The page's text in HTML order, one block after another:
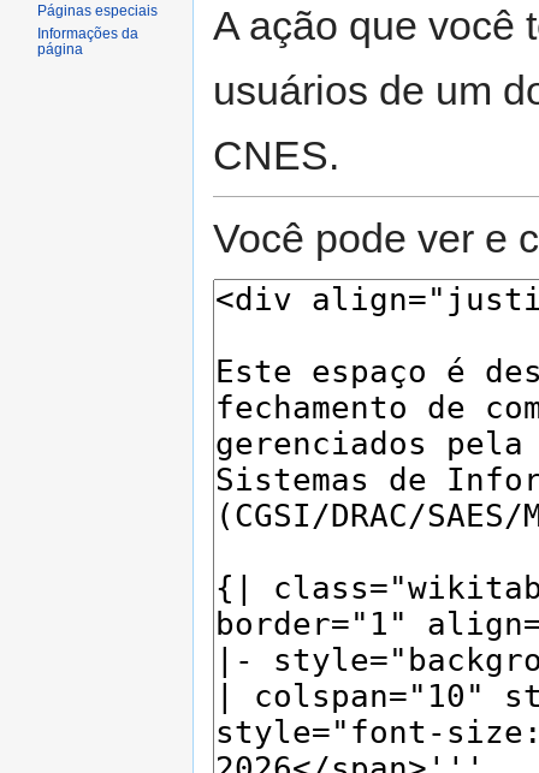
A ação que você
usuários de um
CNES.
Você pode ver e
Páginas especiais
Informações da
página